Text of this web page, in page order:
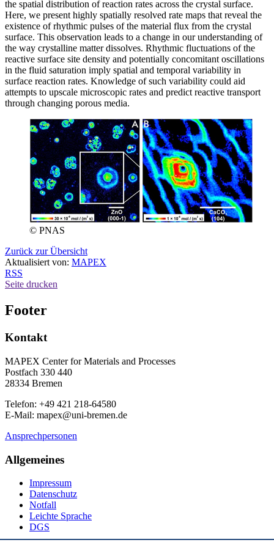
the spatial distribution of reaction rates across the crystal surface.
Here, we present highly spatially resolved rate maps that reveal the
existence of rhythmic pulses of the material flux from the crystal
surface. This observation leads to a change in our understanding of
the way crystalline matter dissolves. Rhythmic fluctuations of the
reactive surface site density and potentially concomitant oscillations
in the fluid saturation imply spatial and temporal variability in
surface reaction rates. Knowledge of such variability could aid
attempts to upscale microscopic rates and predict reactive transport
through changing porous media.
© PNAS
Zurück zur Übersicht
Aktualisiert von: MAPEX
RSS
Seite drucken
Footer
Kontakt
MAPEX Center for Materials and Processes
Postfach 330 440
28334 Bremen
Telefon: +49 421 218-64580
E-Mail: mapex@uni-bremen.de
Ansprechpersonen
Allgemeines
Impressum
Datenschutz
Notfall
Leichte Sprache
DGS